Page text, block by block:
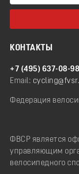
КОНТАКТЫ
+7 (495) 637-08-98
Email:
Федерация
ФВСР является
управляющим
велосипедного